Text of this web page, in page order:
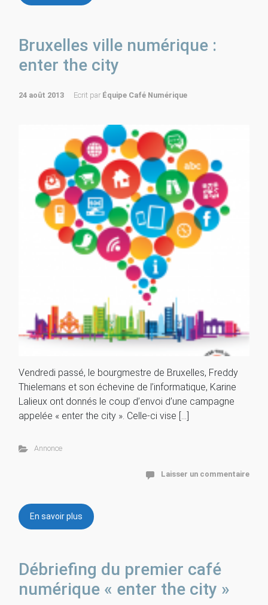
Bruxelles ville numérique :
enter the city
24 août 2013 Ecrit par Équipe Café Numérique
Vendredi passé, le bourgmestre de Bruxelles, Freddy
Thielemans et son échevine de l’informatique, Karine
Lalieux ont donnés le coup d’envoi d’une campagne
appelée « enter the city ». Celle-ci vise […]
Annonce
Laisser un commentaire
En savoir plus
Débriefing du premier café
numérique « enter the city »